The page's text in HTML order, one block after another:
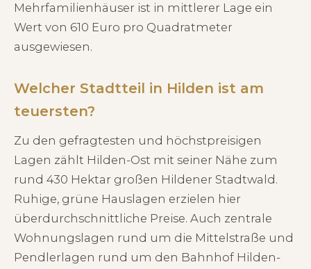
Mehrfamilienhäuser ist in mittlerer Lage ein
Wert von 610 Euro pro Quadratmeter
ausgewiesen.
Welcher Stadtteil in Hilden ist am
teuersten?
Zu den gefragtesten und höchstpreisigen
Lagen zählt Hilden-Ost mit seiner Nähe zum
rund 430 Hektar großen Hildener Stadtwald.
Ruhige, grüne Hauslagen erzielen hier
überdurchschnittliche Preise. Auch zentrale
Wohnungslagen rund um die Mittelstraße und
Pendlerlagen rund um den Bahnhof Hilden-